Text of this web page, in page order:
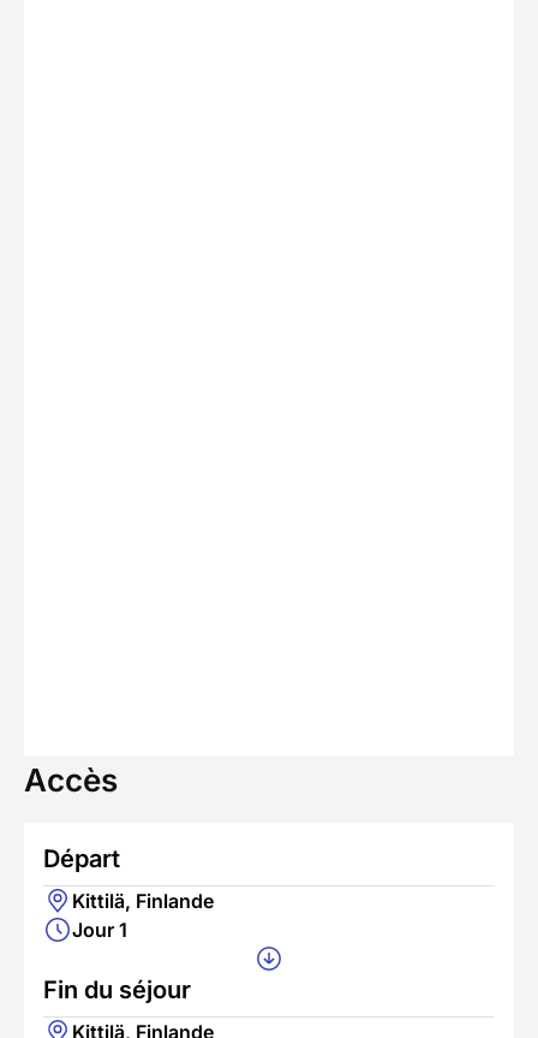
Accès
Départ
Kittilä, Finlande
Jour 1
Fin du séjour
Kittilä, Finlande